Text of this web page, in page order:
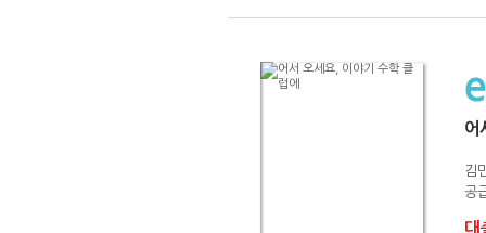
어
김
공
대